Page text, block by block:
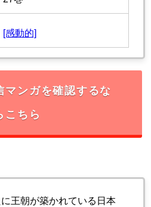
[感動的]
マンガを確認するな
こちら
王朝が築かれている日本